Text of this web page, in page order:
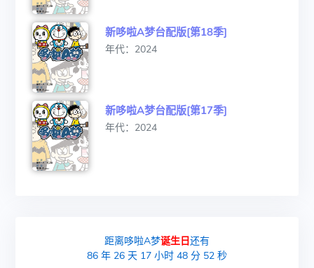
新哆啦A梦台配版[第18季]
年代：2024
新哆啦A梦台配版[第17季]
年代：2024
距离哆啦A梦诞生日还有
86 年26 天17 小时48 分51 秒